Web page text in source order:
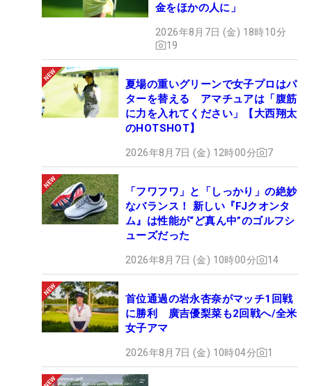
金をほかの人に」
2026年8月7日 (金) 18時10分
19
夏場の重いグリーンで女子プロはパ
ターを替える アマチュアは「腹筋
に力を入れてください」【大西翔太
のHOTSHOT】
2026年8月7日 (金) 12時00分 7
「フワフワ」と「しっかり」の絶妙
なバランス！ 新しい『FJクオンタ
ム』は性能が“ど真ん中”のゴルフシ
ューズだった
2026年8月7日 (金) 10時00分 14
首位通過の岩永杏奈がマッチ1回戦
に勝利 廣吉優梨菜も2回戦へ/全米
女子アマ
2026年8月7日 (金) 10時04分 1